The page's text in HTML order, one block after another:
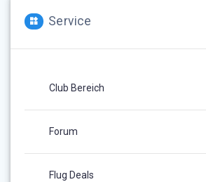
Service
Club Bereich
Forum
Flug Deals